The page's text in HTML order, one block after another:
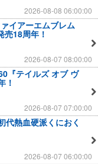
2026-08-08 06:00:00
イアーエムブレム
売18周年！
2026-08-07 08:00:00
『テイルズ オブ ヴ
！
2026-08-07 07:00:00
代熱血硬派くにおく
2026-08-07 06:00:00